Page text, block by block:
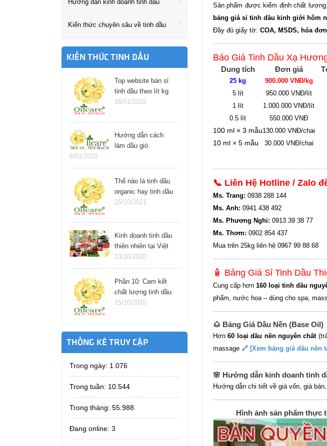
Hướng dẫn kinh doanh tinh dầu
Kiến thức chuyên sâu về tinh dầu
KIẾN THỨC TINH DẦU
Top website bán sỉ
tinh dầu theo lít kg
hàng đầu tại thành
nam
16/01/2022
Hướng dẫn cách
làm dầu gió
6/01/2022
Thế nào là tinh dầu
organic hay tinh dầu
hữu cơ là gì?
25/10/2021
Kinh doanh tinh dầu
thiên nhiên tại Việt
Nam
13/10/2020
Phần 10: Cam kết
chất lượng tinh dầu
Oil Care
15/10/2015
THỐNG KÊ TRUY CẬP
Trong ngày: 1.076
Trong tuần: 10.544
Trong tháng: 55.988
Đang online: 3
Sản phẩm được kiểm định chất
bảng giá sỉ tinh dầu kinh giới hôm
Đầy đủ giấy tờ: COA, MSDS, hóa
Báo Giá Tinh Dầu Xạ
Dung tích Đơn giá
25 kg 900.000 VNĐ/kg
5 lít 950.000 VNĐ/lít
1 lít
1.000.000 VNĐ/lít
0.5 lít
550.000 VNĐ
100 ml × 3 mẫu130.000 VNĐ/chai
10 ml × 5 mẫu
30.000 VNĐ/chai
📞 Liên Hệ Hotline / Zalo
Ms. Trang: 0938 288 144
Ms. Anh: 0941 438 492
Ms. Phương Nghi: 0913 39 38 77
Ms. Thơm: 0902 854 437
Mua trên 25kg liên hệ 0967 99 88 68
🧴 Bảng Giá Sỉ Tinh Dầu
Cung cấp hơn160 loại tinh dầu
phẩm, nước hoa – dùng cho spa,
🌰 Bảng Giá Dầu Nền (Base Oil)
Hơn60 loại dầu nền nguyên chất
massage 🔗 [Xem bảng giá dầu nền
🌸 Hướng dẫn kinh doanh tinh
Hướng dẫn chi tiết về giá vốn, giá
Hình ảnh sản phẩm thực